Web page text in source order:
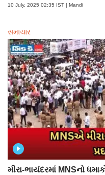
10 July, 2025 02:35 IST | Mandi
સમાચાર
મીરા-ભાયંદરમાં MNSનો